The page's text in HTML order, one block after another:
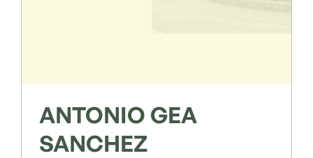
ANTONIO GEA
SANCHEZ